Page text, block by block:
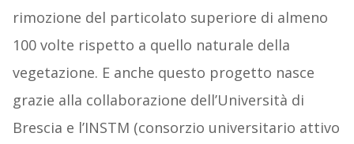
rimozione del particolato superiore di almeno
100 volte rispetto a quello naturale della
vegetazione. E anche questo progetto nasce
grazie alla collaborazione dell’Università di
Brescia e l’INSTM (consorzio universitario attivo